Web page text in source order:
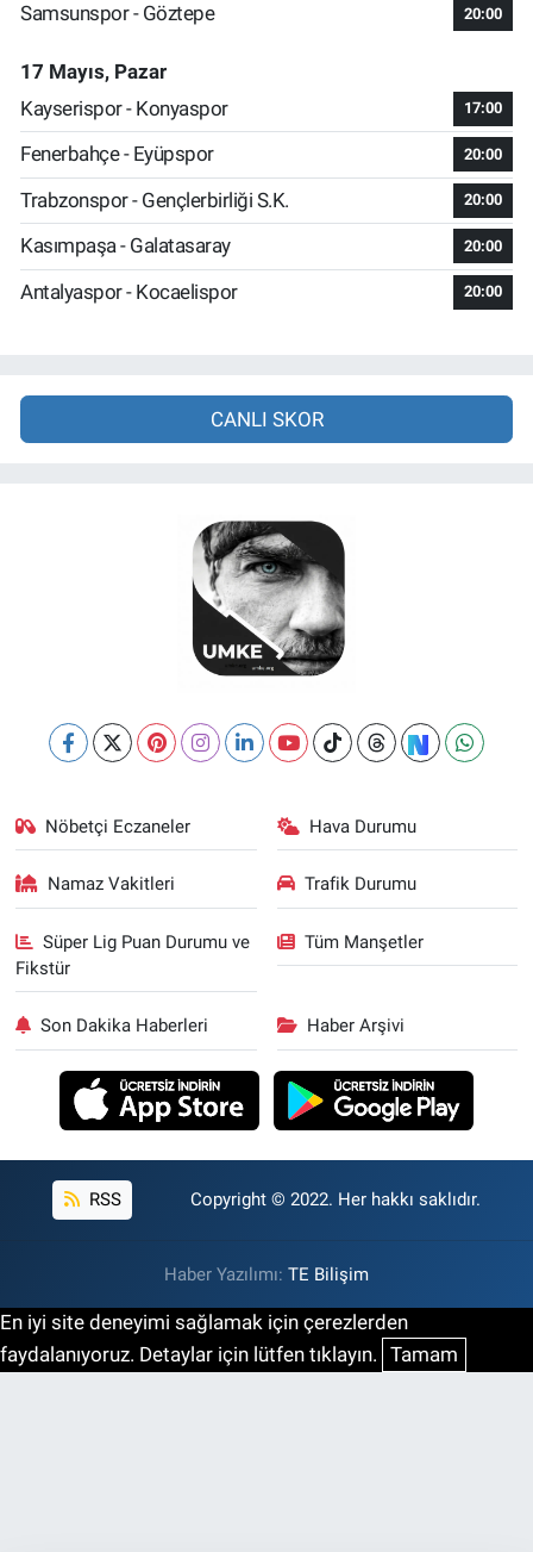
Samsunspor - Göztepe 20:00
17 Mayıs, Pazar
Kayserispor - Konyaspor
17:00
Fenerbahçe - Eyüpspor 20:00
Trabzonspor - Gençlerbirliği S.K. 20:00
Kasımpaşa - Galatasaray 20:00
Antalyaspor - Kocaelispor 20:00
CANLI SKOR
Nöbetçi Eczaneler Hava Durumu
Namaz Vakitleri Trafik Durumu
Süper Lig Puan Durumu ve
Fikstür
Tüm Manşetler
Son Dakika Haberleri Haber Arşivi
RSS Copyright © 2022. Her hakkı saklıdır.
Haber Yazılımı: TE Bilişim
En iyi site deneyimi sağlamak için çerezlerden
faydalanıyoruz. Detaylar için lütfen tıklayın. Tamam